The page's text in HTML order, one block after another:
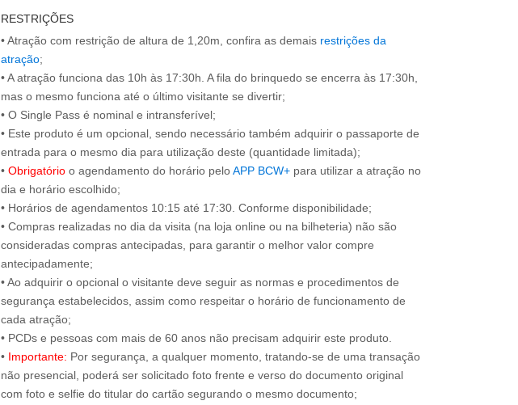
RESTRIÇÕES
• Atração com restrição de altura de 1,20m, confira as demais restrições da
atração;
• A atração funciona das 10h às 17:30h. A fila do brinquedo se encerra às 17:30h,
mas o mesmo funciona até o último visitante se divertir;
• O Single Pass é nominal e intransferível;
• Este produto é um opcional, sendo necessário também adquirir o passaporte de
entrada para o mesmo dia para utilização deste (quantidade limitada);
• Obrigatório o agendamento do horário peloAPP BCW+ para utilizar a atração no
dia e horário escolhido;
• Horários de agendamentos 10:15 até 17:30. Conforme disponibilidade;
• Compras realizadas no dia da visita (na loja online ou na bilheteria) não são
consideradas compras antecipadas, para garantir o melhor valor compre
antecipadamente;
• Ao adquirir o opcional o visitante deve seguir as normas e procedimentos de
segurança estabelecidos, assim como respeitar o horário de funcionamento de
cada atração;
• PCDs e pessoas com mais de 60 anos não precisam adquirir este produto.
• Importante: Por segurança, a qualquer momento, tratando-se de uma transação
não presencial, poderá ser solicitado foto frente e verso do documento original
com foto e selfie do titular do cartão segurando o mesmo documento;